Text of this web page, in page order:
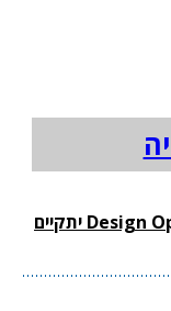
וובינר סינופסיס ל-Design Optimization יתקיים